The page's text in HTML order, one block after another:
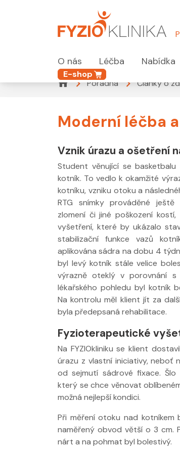
O nás Léčba Nabídka
E-shop
Poradna
Články o
Moderní léčba
Vznik úrazu a ošetření
Student věnující se
kotník. To vedlo k okamžité
kotníku, vzniku otoku a
RTG snímky prováděné
zlomení či jiné poškození
vyšetření, které by ukázalo
stabilizační funkce vazů
aplikována sádra na dobu 4
byl levý kotník stále velice
výrazně oteklý v porovnání s
lékařského pohledu byl kotník
Na kontrolu měl klient jít za
byla předepsaná rehabilitace.
Fyzioterapeutické
Na FYZIOkliniku se klient
úrazu z vlastní iniciativy, neboť
od sejmutí sádrové fixace.
který se chce věnovat
možná nejlepší kondici.
Při měření otoku nad
naměřený obvod větší o 3 cm.
nárt a na pohmat byl bolestivý.
Nabídka léčby ve
FYZIOklinice
Nabídka masáží